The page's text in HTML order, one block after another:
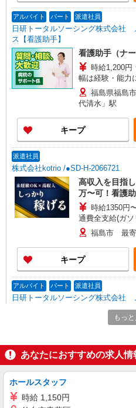
アルバイト パート 派遣社員
日研トータルソーシング株式会社
ス【看護助手】
看護助手（ナー
時給1,200円 ★
幅は経験・能力
福島県福島
代清水」駅
キープ
派遣社員
株式会社kotrio /●SD-H-2066721
高収入を目指
万〜可！看護
時給1350円
通費全支給(ガソ
福島市 最寄
キープ
アルバイト パート 派遣社員
日研トータルソーシング株式会社
看護助手（ナ
幅は経験・能力
福島県福島
駅
キープ
もっ
あなたにおすすめの求人情
ホールスタッフ
時給 1,150円